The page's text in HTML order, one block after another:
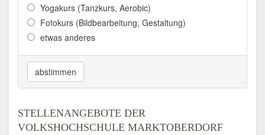
Yogakurs (Tanzkurs, Aerobic)
Fotokurs (Bildbearbeitung, Gestaltung)
etwas anderes
abstimmen
STELLENANGEBOTE DER
VOLKSHOCHSCHULE MARKTOBERDORF